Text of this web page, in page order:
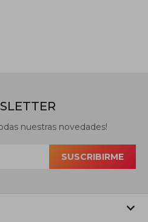
nuestras novedades!
SUSCRIBIRME